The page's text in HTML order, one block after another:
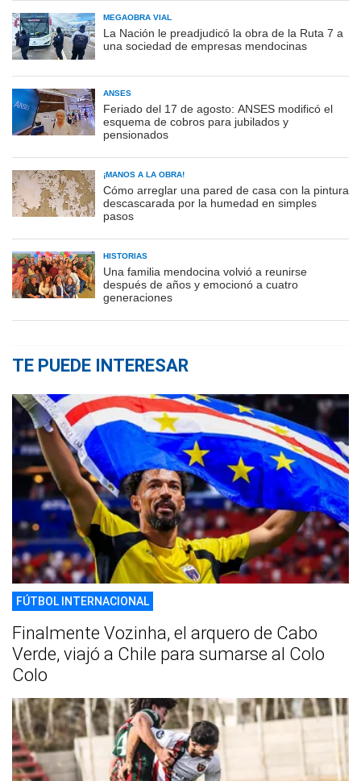
MEGAOBRA VIAL
La Nación le preadjudicó la obra de la Ruta 7 a
una sociedad de empresas mendocinas
ANSES
Feriado del 17 de agosto: ANSES modificó el
esquema de cobros para jubilados y
pensionados
¡MANOS A LA OBRA!
Cómo arreglar una pared de casa con la pintura
descascarada por la humedad en simples
pasos
HISTORIAS
Una familia mendocina volvió a reunirse
después de años y emocionó a cuatro
generaciones
TE PUEDE INTERESAR
FÚTBOL INTERNACIONAL
Finalmente Vozinha, el arquero de Cabo
Verde, viajó a Chile para sumarse al Colo
Colo